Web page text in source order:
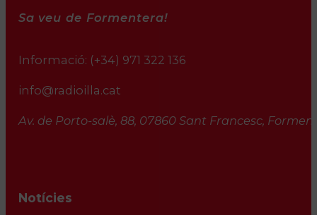
Sa veu de Formentera!
Informació: (+34) 971 322 136
info@radioilla.cat
Av. de Porto-salè, 88, 07860 Sant Francesc,
Notícies